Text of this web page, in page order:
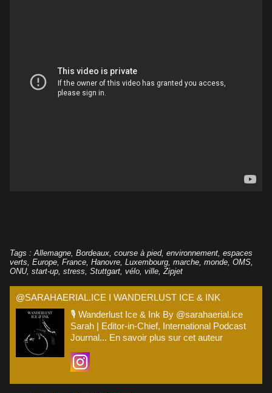
Tags : Allemagne Bordeaux course à pied, environnement espaces
verts Europe France Hanovre Luxembourg marche monde OMS
ONU, start-up stress Stuttgart vélo ville Zipjet
@SARAHAERIAL.ICE I WANDERLUST ICE & INK
🎙️ Wanderlust Ice & Ink By @sarahaerial.ice
Sarah | Editor-in-Chief, International Podcast
Journal... En savoir plus sur cet auteur